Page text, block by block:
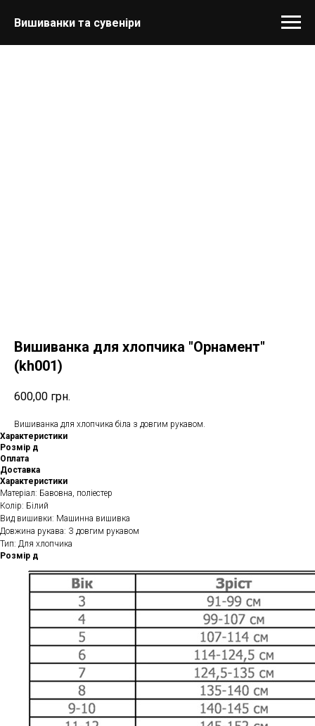
Вишиванки та сувеніри
Вишиванка для хлопчика "Орнамент"
(kh001)
600,00 грн.
Вишиванка для хлопчика біла з довгим рукавом.
Характеристики
Розмір д
Оплата
Доставка
Характеристики
Матеріал: Бавовна, поліестер
Колір: Білий
Вид вишивки: Машинна вишивка
Довжина рукава: З довгим рукавом
Тип: Для хлопчика
Розмір д